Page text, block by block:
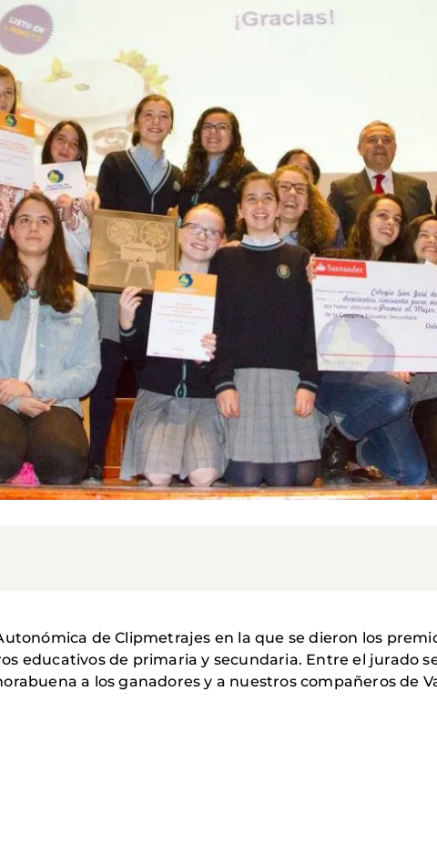
de Clipmetrajes en la que se dieron los
educativos de primaria y secundaria. Entre el jurado
a los ganadores y a nuestros compañeros de